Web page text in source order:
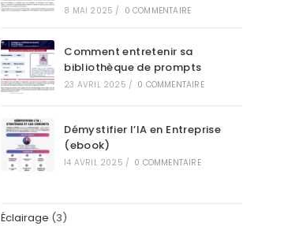
8 MAI 2025 / 0 COMMENTAIRE
Comment entretenir sa
bibliothèque de prompts
23 AVRIL 2025 / 0 COMMENTAIRE
Démystifier l’IA en Entreprise
(ebook)
14 AVRIL 2025 / 0 COMMENTAIRE
Éclairage (3)